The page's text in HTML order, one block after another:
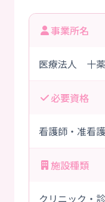
事業所名
医療法人 十
必要資格
看護師・准看
施設種類
クリニック・